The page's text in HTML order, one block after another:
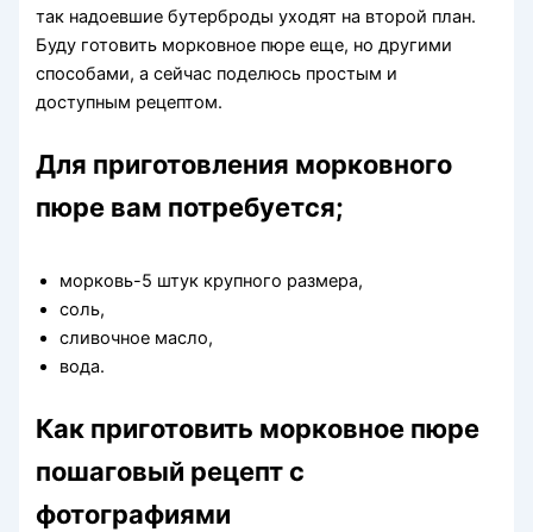
так надоевшие бутерброды уходят на второй план.
Буду готовить морковное пюре еще, но другими
способами, а сейчас поделюсь простым и
доступным рецептом.
Для приготовления морковного
пюре вам потребуется;
морковь-5 штук крупного размера,
соль,
сливочное масло,
вода.
Как приготовить морковное пюре
пошаговый рецепт с
фотографиями